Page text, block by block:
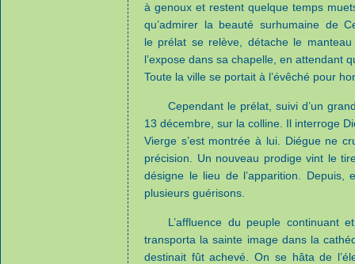
à genoux et restent quelque temps
qu’admirer la beauté surhumaine de
le prélat se relève, détache le
l’expose dans sa chapelle, en attendant
Toute la ville se portait à l’évêché pour
Cependant le prélat, suivi d’un
13 décembre, sur la colline. Il interroge
Vierge s’est montrée à lui. Diégue ne
précision. Un nouveau prodige vint le
désigne le lieu de l’apparition. Depuis,
plusieurs guérisons.
L’affluence du peuple continuant
transporta la sainte image dans la
destinait fût achevé. On se hâta de